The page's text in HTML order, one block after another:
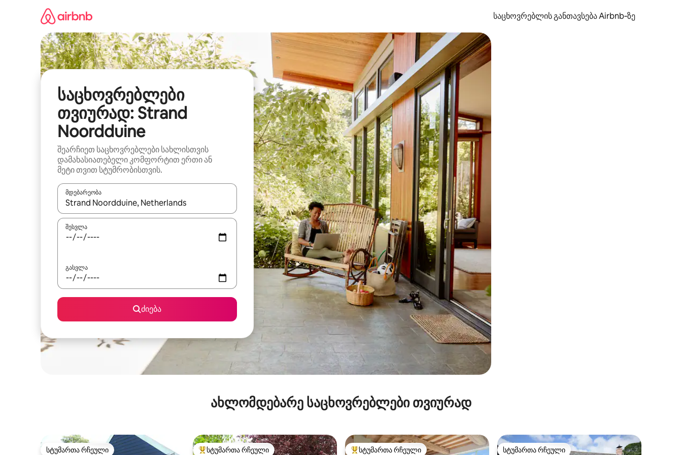
საცხოვრებლის განთავსება Airbnb‑ზე
საცხოვრებლები
თვიურად: Strand
Noordduine
შეარჩიეთ საცხოვრებლები სახლისთვის
დამახასიათებელი კომფორტით ერთი ან
მეტი თვით სტუმრობისთვის.
მდებარეობა
როცა შედეგები ხელმისაწვდომი გახდება, ნავიგაციისთვის გამოიყენეთ კლავიშები ზემოთ/ქვემოთ მიმართული ისრებით ან შეხებისა თუ თითის გასმის ჟესტები.
შესვლა
გასვლა
ძიება
ახლომდებარე საცხოვრებლები თვიურად
სტუმართა რჩეული სტუმართა რჩეული სტუმართა რჩეული სტუმართა რჩეული